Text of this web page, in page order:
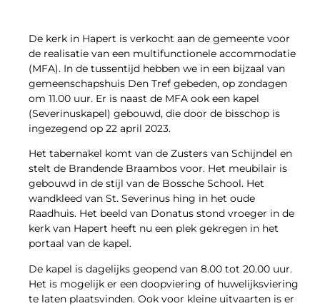
De kerk in Hapert is verkocht aan de gemeente voor
de realisatie van een multifunctionele accommodatie
(MFA). In de tussentijd hebben we in een bijzaal van
gemeenschapshuis Den Tref gebeden, op zondagen
om 11.00 uur. Er is naast de MFA ook een kapel
(Severinuskapel) gebouwd, die door de bisschop is
ingezegend op 22 april 2023.
Het tabernakel komt van de Zusters van Schijndel en
stelt de Brandende Braambos voor. Het meubilair is
gebouwd in de stijl van de Bossche School. Het
wandkleed van St. Severinus hing in het oude
Raadhuis. Het beeld van Donatus stond vroeger in de
kerk van Hapert heeft nu een plek gekregen in het
portaal van de kapel.
De kapel is dagelijks geopend van 8.00 tot 20.00 uur.
Het is mogelijk er een doopviering of huwelijksviering
te laten plaatsvinden. Ook voor kleine uitvaarten is er